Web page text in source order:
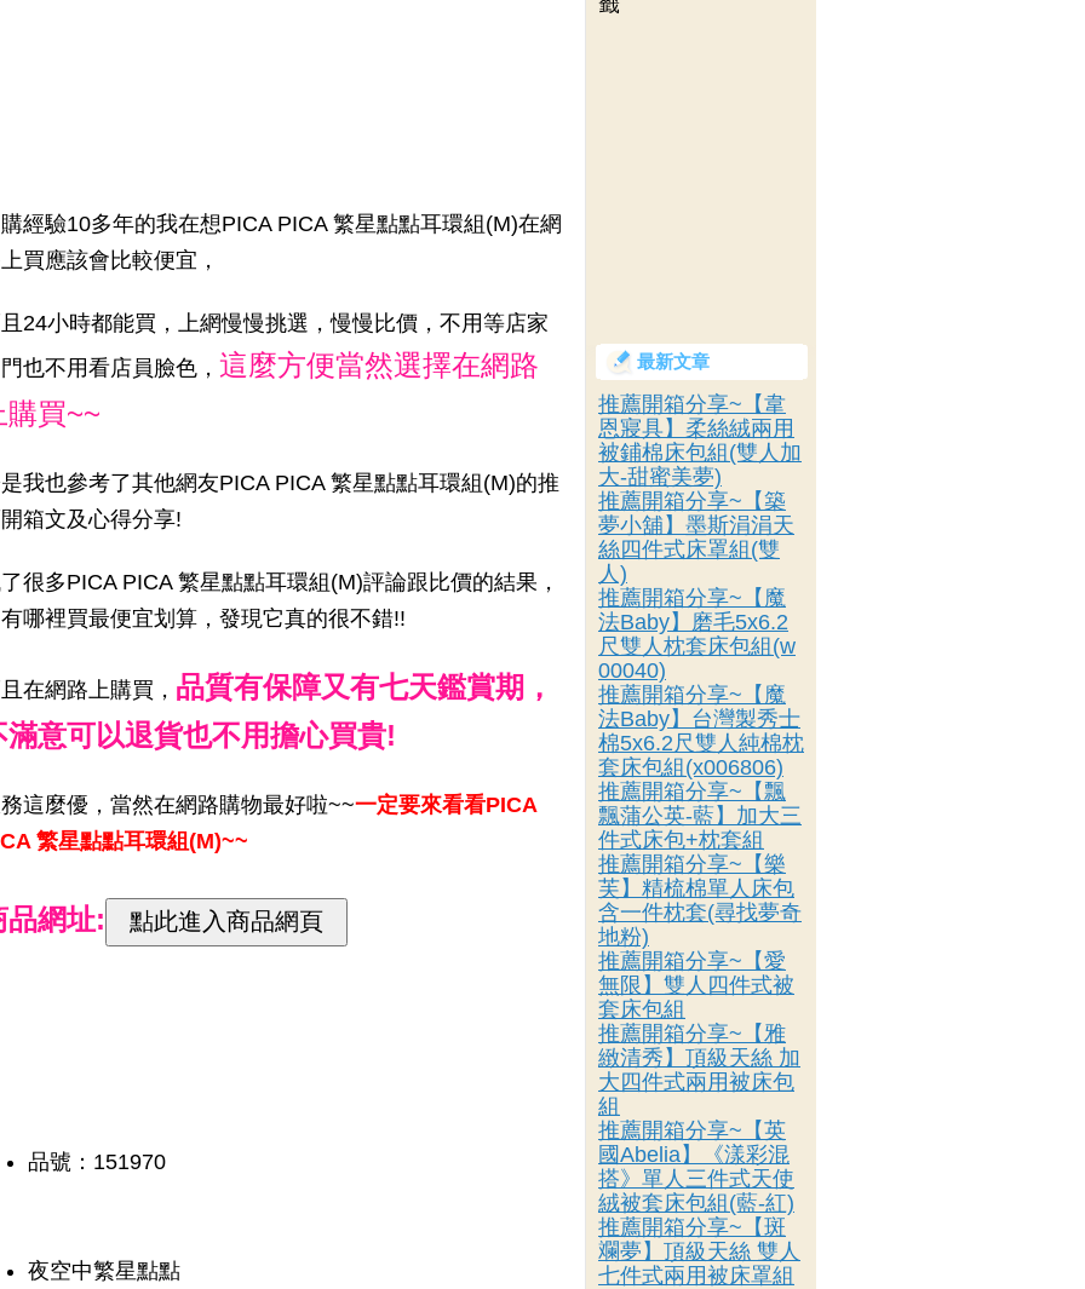
經驗10多年的我在想PICA PICA 繁星點點耳環組(M)在網
買應該會比較便宜，
24小時都能買，上網慢慢挑選，慢慢比價，不用等店家
也不用看店員臉色， 這麼方便當然選擇在網路
購買~~
我也參考了其他網友PICA PICA 繁星點點耳環組(M)的推
箱文及心得分享!
很多PICA PICA 繁星點點耳環組(M)評論跟比價的結果，
哪裡買最便宜划算，發現它真的很不錯!!
在網路上購買， 品質有保障又有七天鑑賞期，
滿意可以退貨也不用擔心買貴!
這麼優，當然在網路購物最好啦~~一定要來看看PICA
繁星點點耳環組(M)~~
品網址:
品號：151970
夜空中繁星點點
最新文章
推薦開箱分享~【韋
恩寢具】柔絲絨兩用
被鋪棉床包組(雙人加
大-甜蜜美夢)
推薦開箱分享~【築
夢小舖】墨斯涓涓天
絲四件式床罩組(雙
人)
推薦開箱分享~【魔
法Baby】磨毛5x6.2
尺雙人枕套床包組(w
00040)
推薦開箱分享~【魔
法Baby】台灣製秀士
棉5x6.2尺雙人純棉枕
套床包組(x006806)
推薦開箱分享~【飄
飄蒲公英-藍】加大三
件式床包+枕套組
推薦開箱分享~【樂
芙】精梳棉單人床包
含一件枕套(尋找夢奇
地粉)
推薦開箱分享~【愛
無限】雙人四件式被
套床包組
推薦開箱分享~【雅
緻清秀】頂級天絲 加
大四件式兩用被床包
組
推薦開箱分享~【英
國Abelia】《漾彩混
搭》單人三件式天使
絨被套床包組(藍-紅)
推薦開箱分享~【斑
斕夢】頂級天絲 雙人
七件式兩用被床罩組